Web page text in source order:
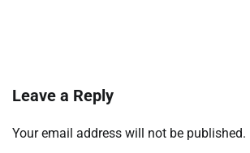
Leave a Reply
Your email address will not be published.